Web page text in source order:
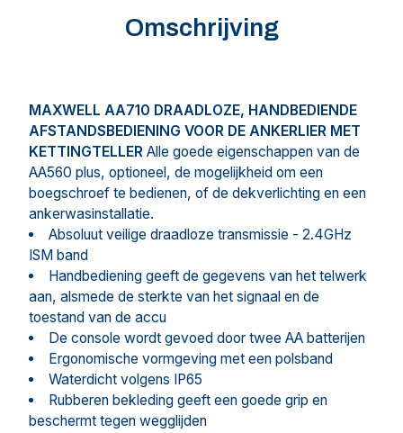
Omschrijving
MAXWELL AA710 DRAADLOZE, HANDBEDIENDE
AFSTANDSBEDIENING VOOR DE ANKERLIER MET
KETTINGTELLER Alle goede eigenschappen van de
AA560 plus, optioneel, de mogelijkheid om een
boegschroef te bedienen, of de dekverlichting en een
ankerwasinstallatie.
Absoluut veilige draadloze transmissie - 2.4GHz
ISM band
Handbediening geeft de gegevens van het telwerk
aan, alsmede de sterkte van het signaal en de
toestand van de accu
De console wordt gevoed door twee AA batterijen
Ergonomische vormgeving met een polsband
Waterdicht volgens IP65
Rubberen bekleding geeft een goede grip en
beschermt tegen wegglijden